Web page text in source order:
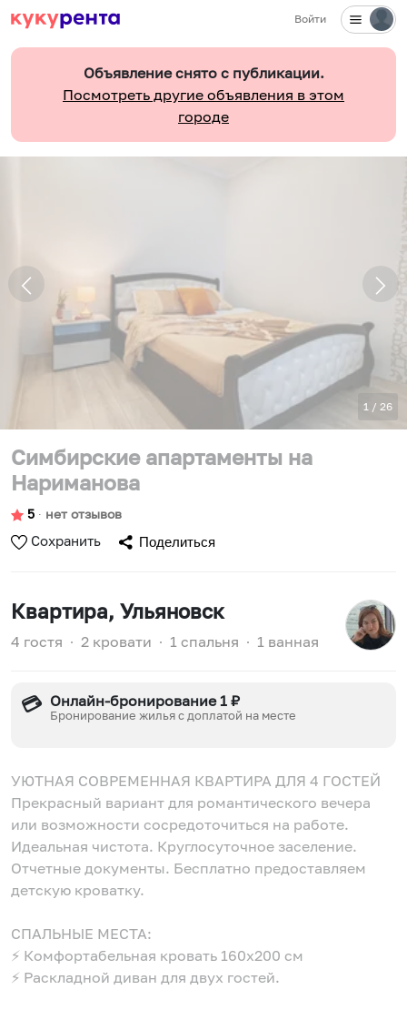
Войти
Объявление снято с публикации.
Посмотреть другие объявления в этом
городе
1 / 26
Симбирские апартаменты на
Нариманова
5 ∙ нет отзывов
Сохранить Поделиться
Квартира, Ульяновск
4 гостя ∙ 2 кровати ∙ 1 спальня ∙ 1 ванная
💳 Онлайн-бронирование 1 ₽
Бронирование жилья с доплатой на месте
УЮТНАЯ СОВРЕМЕННАЯ КВАРТИРА ДЛЯ 4 ГОСТЕЙ
Прекрасный вариант для романтического вечера
или возможности сосредоточиться на работе.
Идеальная чистота. Круглосуточное заселение.
Отчетные документы. Бесплатно предоставляем
детскую кроватку.
СПАЛЬНЫЕ МЕСТА:
⚡️ Комфортабельная кровать 160х200 см
⚡️ Раскладной диван для двух гостей.